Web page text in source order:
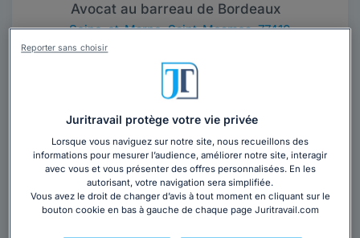
Avocat au barreau de Bordeaux
Seine-et-Marne,Saint-Mesmes, 77410
35 années d'expérience
Contacter ce cabinet
Juritravail protège votre vie privée
Lorsque vous naviguez sur notre site, nous recueillons des
informations pour mesurer l’audience, améliorer notre site, interagir
avec vous et vous présenter des offres personnalisées. En les
autorisant, votre navigation sera simplifiée.
Vous avez le droit de changer d’avis à tout moment en cliquant sur le
bouton cookie en bas à gauche de chaque page Juritravail.com
Reporter sans choisir